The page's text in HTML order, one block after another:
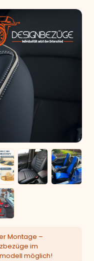
Montage –
im
möglich!